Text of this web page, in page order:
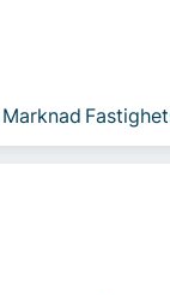
Marknad